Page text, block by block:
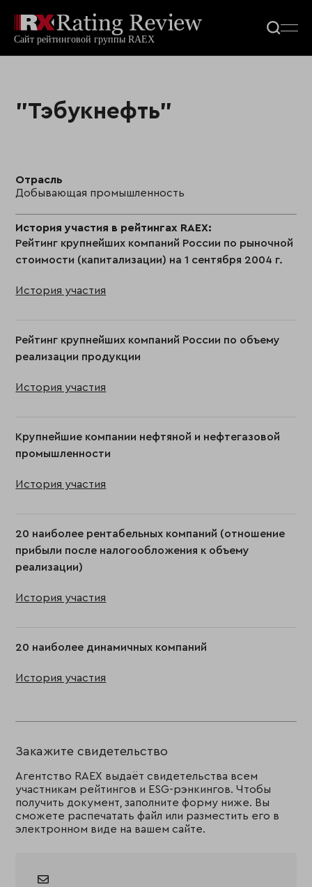
"Тэбукнефть"
Отрасль
Добывающая промышленность
История участия в рейтингах RAEX:
Рейтинг крупнейших компаний России по рыночной
стоимости (капитализации) на 1 сентября 2004 г.
История участия
Рейтинг крупнейших компаний России по объему
реализации продукции
История участия
Крупнейшие компании нефтяной и нефтегазовой
промышленности
История участия
20 наиболее рентабельных компаний (отношение
прибыли после налогообложения к объему
реализации)
История участия
20 наиболее динамичных компаний
История участия
Закажите свидетельство
Агентство RAEX выдаёт свидетельства всем
участникам рейтингов и ESG-рэнкингов. Чтобы
получить документ, заполните форму ниже. Вы
сможете распечатать файл или разместить его в
электронном виде на вашем сайте.